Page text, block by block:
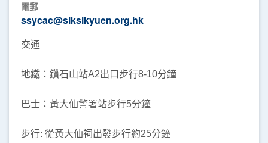
電郵
ssycac@siksikyuen.org.hk
交通
地鐵：鑽石山站A2出口 步行8-10分鐘
巴士：黃大仙警署站步行5分鐘
步行: 從黃大仙祠出發步行約25分鐘